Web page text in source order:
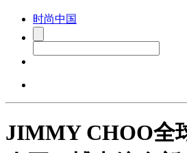
时尚中国
JIMMY CHOO全